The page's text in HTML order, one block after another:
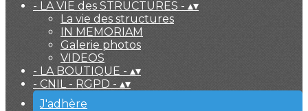
- LA VIE des STRUCTURES - ▴▾
La vie des structures
IN MEMORIAM
Galerie photos
VIDEOS
- LA BOUTIQUE - ▴▾
- CNIL - RGPD - ▴▾
J'adhère